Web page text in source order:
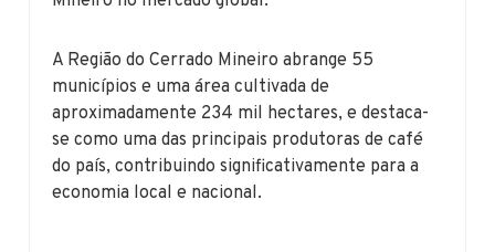
A Região do Cerrado Mineiro abrange 55
municípios e uma área cultivada de
aproximadamente 234 mil hectares, e destaca-
se como uma das principais produtoras de café
do país, contribuindo significativamente para a
economia local e nacional.